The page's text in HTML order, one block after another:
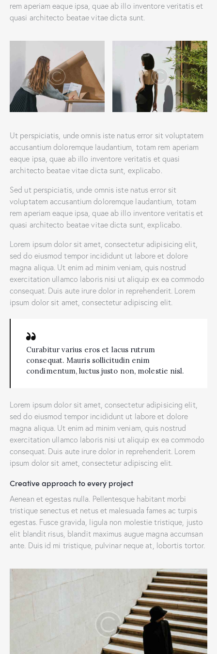
rem aperiam eaque ipsa, quae ab illo inventore veritatis et
quasi architecto beatae vitae dicta sunt.
Ut perspiciatis, unde omnis iste natus error sit voluptatem
accusantium doloremque laudantium, totam rem aperiam
eaque ipsa, quae ab illo inventore veritatis et quasi
architecto beatae vitae dicta sunt, explicabo.
Sed ut perspiciatis, unde omnis iste natus error sit
voluptatem accusantium doloremque laudantium, totam
rem aperiam eaque ipsa, quae ab illo inventore veritatis et
quasi architecto beatae vitae dicta sunt, explicabo.
Lorem ipsum dolor sit amet, consectetur adipisicing elit,
sed do eiusmod tempor incididunt ut labore et dolore
magna aliqua. Ut enim ad minim veniam, quis nostrud
exercitation ullamco laboris nisi ut aliquip ex ea commodo
consequat. Duis aute irure dolor in reprehenderit. Lorem
ipsum dolor sit amet, consectetur adipiscing elit.
Curabitur varius eros et lacus rutrum
consequat. Mauris sollicitudin enim
condimentum, luctus justo non, molestie nisl.
Lorem ipsum dolor sit amet, consectetur adipisicing elit,
sed do eiusmod tempor incididunt ut labore et dolore
magna aliqua. Ut enim ad minim veniam, quis nostrud
exercitation ullamco laboris nisi ut aliquip ex ea commodo
consequat. Duis aute irure dolor in reprehenderit. Lorem
ipsum dolor sit amet, consectetur adipiscing elit.
Creative approach to every project
Aenean et egestas nulla. Pellentesque habitant morbi
tristique senectus et netus et malesuada fames ac turpis
egestas. Fusce gravida, ligula non molestie tristique, justo
elit blandit risus, blandit maximus augue magna accumsan
ante. Duis id mi tristique, pulvinar neque at, lobortis tortor.